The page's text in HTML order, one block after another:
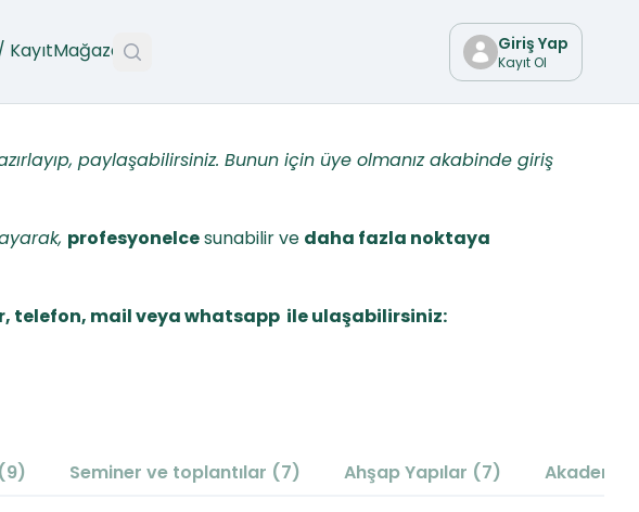
KayıtMağaza Arama
Giriş Yap
Kayıt Ol
paylaşabilirsiniz. Bunun için üye olmanız akabinde giriş
profesyonelcesunabilir ve daha fazla noktaya
telefon, mail veya whatsapp ile ulaşabilirsiniz:
Seminer ve toplantılar (7) Ahşap Yapılar (7)